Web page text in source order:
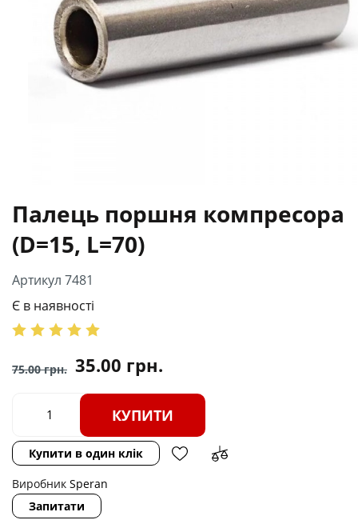
Палець поршня компресора
(D=15, L=70)
Артикул 7481
Є в наявності
75.00грн. 35.00 грн.
КУПИТИ
Купити в один клік
Виробник Speran
Запитати